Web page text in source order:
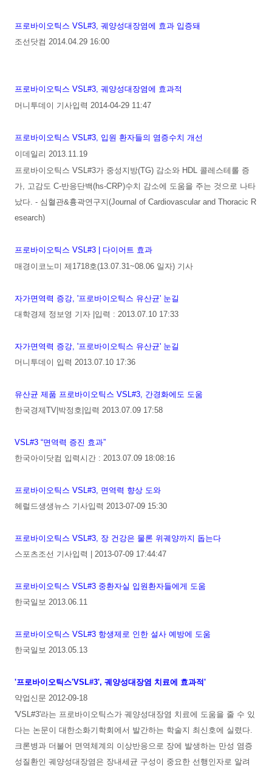
프로바이오틱스 VSL#3, 궤양성대장염에 효과 입증돼
조선닷컴 2014.04.29 16:00
프로바이오틱스 VSL#3, 궤양성대장염에 효과적
머니투데이 기사입력 2014-04-29 11:47
프로바이오틱스 VSL#3, 입원 환자들의 염증수치 개선
이데일리 2013.11.19
프로바이오틱스 VSL#3가 중성지방(TG) 감소와 HDL 콜레스테롤 증
가, 고감도 C-반응단백(hs-CRP)수치 감소에 도움을 주는 것으로 나타
났다. - 심혈관&흉곽연구지(Journal of Cardiovascular and Thoracic R
esearch)
프로바이오틱스 VSL#3 | 다이어트 효과
매경이코노미 제1718호(13.07.31~08.06 일자) 기사
자가면역력 증강, '프로바이오틱스 유산균' 눈길
대학경제 정보영 기자 |입력 : 2013.07.10 17:33
자가면역력 증강, '프로바이오틱스 유산균' 눈길
머니투데이 입력 2013.07.10 17:36
유산균 제품 프로바이오틱스 VSL#3, 간경화에도 도움
한국경제TV|박정호|입력 2013.07.09 17:58
VSL#3 “면역력 증진 효과”
한국아이닷컴 입력시간 : 2013.07.09 18:08:16
프로바이오틱스 VSL#3, 면역력 향상 도와
헤럴드생생뉴스 기사입력 2013-07-09 15:30
프로바이오틱스 VSL#3, 장 건강은 물론 위궤양까지 돕는다
스포츠조선 기사입력 | 2013-07-09 17:44:47
프로바이오틱스 VSL#3 중환자실 입원환자들에게 도움
한국일보 2013.06.11
프로바이오틱스 VSL#3 항생제로 인한 설사 예방에 도움
한국일보 2013.05.13
'프로바이오틱스'VSL#3', 궤양성대장염 치료에 효과적'
약업신문 2012-09-18
'VSL#3'라는 프로바이오틱스가 궤양성대장염 치료에 도움을 줄 수 있
다는 논문이 대한소화기학회에서 발간하는 학술지 최신호에 실렸다.
크론병과 더불어 면역체계의 이상반응으로 장에 발생하는 만성 염증
성질환인 궤양성대장염은 장내세균 구성이 중요한 선행인자로 알려